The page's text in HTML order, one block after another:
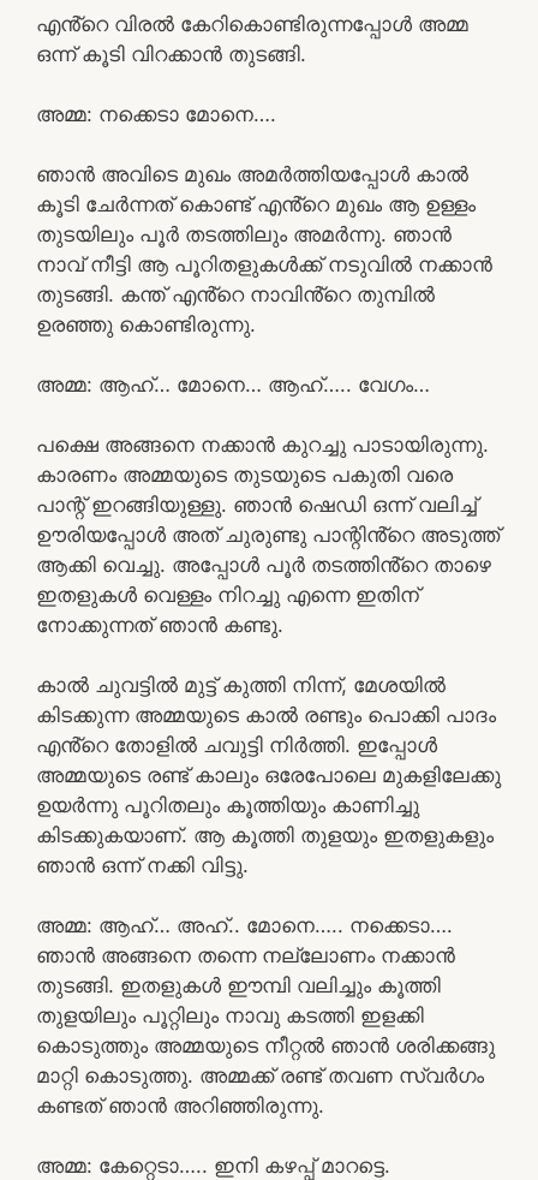
എൻ്റെ വിരൽ കേറികൊണ്ടിരുന്നപ്പോൾ അമ്മ
ഒന്ന് കൂടി വിറക്കാൻ തുടങ്ങി.
അമ്മ: നക്കെടാ മോനെ….
ഞാൻ അവിടെ മുഖം അമർത്തിയപ്പോൾ കാൽ
കൂടി ചേർന്നത് കൊണ്ട് എൻ്റെ മുഖം ആ ഉള്ളം
തുടയിലും പൂർ തടത്തിലും അമർന്നു. ഞാൻ
നാവ് നീട്ടി ആ പൂറിതളുകൾക്ക് നടുവിൽ നക്കാൻ
തുടങ്ങി. കന്ത് എൻ്റെ നാവിൻ്റെ തുമ്പിൽ
ഉരഞ്ഞു കൊണ്ടിരുന്നു.
അമ്മ: ആഹ്… മോനെ… ആഹ്….. വേഗം…
പക്ഷെ അങ്ങനെ നക്കാൻ കുറച്ചു പാടായിരുന്നു.
കാരണം അമ്മയുടെ തുടയുടെ പകുതി വരെ
പാന്റ് ഇറങ്ങിയുള്ളു. ഞാൻ ഷെഡി ഒന്ന് വലിച്ച്
ഊരിയപ്പോൾ അത് ചുരുണ്ടു പാന്റിൻ്റെ അടുത്ത്
ആക്കി വെച്ചു. അപ്പോൾ പൂർ തടത്തിൻ്റെ താഴെ
ഇതളുകൾ വെള്ളം നിറച്ചു എന്നെ ഇതിന്
നോക്കുന്നത് ഞാൻ കണ്ടു.
കാൽ ചുവട്ടിൽ മുട്ട് കുത്തി നിന്ന്, മേശയിൽ
കിടക്കുന്ന അമ്മയുടെ കാൽ രണ്ടും പൊക്കി പാദം
എൻ്റെ തോളിൽ ചവുട്ടി നിർത്തി. ഇപ്പോൾ
അമ്മയുടെ രണ്ട് കാലും ഒരേപോലെ മുകളിലേക്കു
ഉയർന്നു പൂറിതലും കൂത്തിയും കാണിച്ചു
കിടക്കുകയാണ്. ആ കൂത്തി തുളയും ഇതളുകളും
ഞാൻ ഒന്ന് നക്കി വിട്ടു.
അമ്മ: ആഹ്… അഹ്.. മോനെ….. നക്കെടാ….
ഞാൻ അങ്ങനെ തന്നെ നല്ലോണം നക്കാൻ
തുടങ്ങി. ഇതളുകൾ ഈമ്പി വലിച്ചും കൂത്തി
തുളയിലും പൂറ്റിലും നാവു കടത്തി ഇളക്കി
കൊടുത്തും അമ്മയുടെ നീറ്റൽ ഞാൻ ശരിക്കങ്ങു
മാറ്റി കൊടുത്തു. അമ്മക്ക് രണ്ട് തവണ സ്വർഗം
കണ്ടത് ഞാൻ അറിഞ്ഞിരുന്നു.
അമ്മ: കേറ്റെടാ….. ഇനി കഴപ്പ് മാറട്ടെ.